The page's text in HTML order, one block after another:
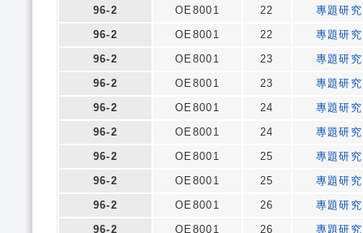
96-2
OE8001 22
專題研究
96-2
OE8001 22
專題研究
96-2
OE8001 23
專題研究
96-2
OE8001 23
專題研究
96-2
OE8001 24
專題研究
96-2
OE8001 24
專題研究
96-2
OE8001 25
專題研究
96-2
OE8001 25
專題研究
96-2
OE8001 26
專題研究
96-2
OE8001 26
專題研究